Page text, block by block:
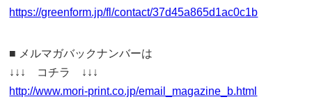
https://greenform.jp/fl/contact/37d45a865d1ac0c1b
■ メルマガバックナンバーは
↓↓↓ コチラ ↓↓↓
http://www.mori-print.co.jp/email_magazine_b.html